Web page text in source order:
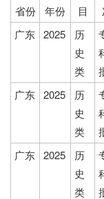
省份
年份
目
广东 2025
历
史
类
广东 2025
历
史
类
广东 2025
历
史
类